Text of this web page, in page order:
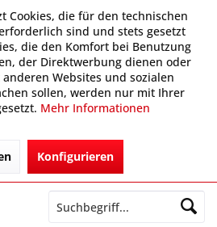
Cookies, die für den technischen
sind und stets gesetzt
die den Komfort bei Benutzung
der Direktwerbung dienen oder
Websites und sozialen
sollen, werden nur mit Ihrer
Mehr Informationen
Konfigurieren